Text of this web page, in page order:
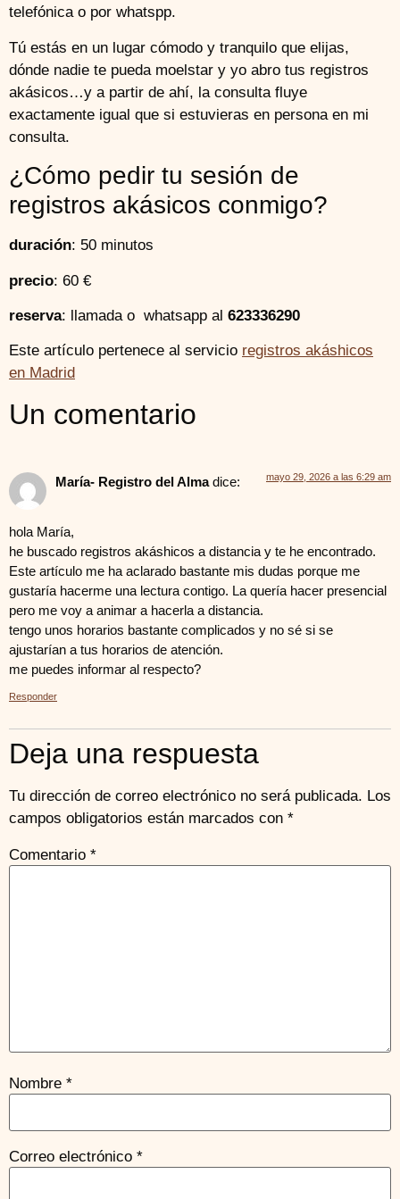
telefónica o por whatspp.
Tú estás en un lugar cómodo y tranquilo que elijas,
dónde nadie te pueda moelstar y yo abro tus registros
akásicos…y a partir de ahí, la consulta fluye
exactamente igual que si estuvieras en persona en mi
consulta.
¿Cómo pedir tu sesión de
registros akásicos conmigo?
duración: 50 minutos
precio: 60 €
reserva: llamada o whatsapp al 623336290
Este artículo pertenece al servicio registros akáshicos
en Madrid
Un comentario
María- Registro del Alma dice: mayo 29, 2026 a las 6:29 am
hola María,
he buscado registros akáshicos a distancia y te he encontrado.
Este artículo me ha aclarado bastante mis dudas porque me
gustaría hacerme una lectura contigo. La quería hacer presencial
pero me voy a animar a hacerla a distancia.
tengo unos horarios bastante complicados y no sé si se
ajustarían a tus horarios de atención.
me puedes informar al respecto?
Responder
Deja una respuesta
Tu dirección de correo electrónico no será publicada. Los
campos obligatorios están marcados con *
Comentario *
Nombre *
Correo electrónico *